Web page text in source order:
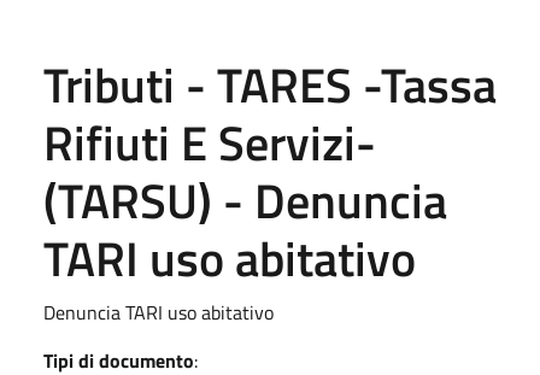
Tributi - TARES -Tassa
Rifiuti E Servizi-
(TARSU) - Denuncia
TARI uso abitativo
Denuncia TARI uso abitativo
Tipi di documento: